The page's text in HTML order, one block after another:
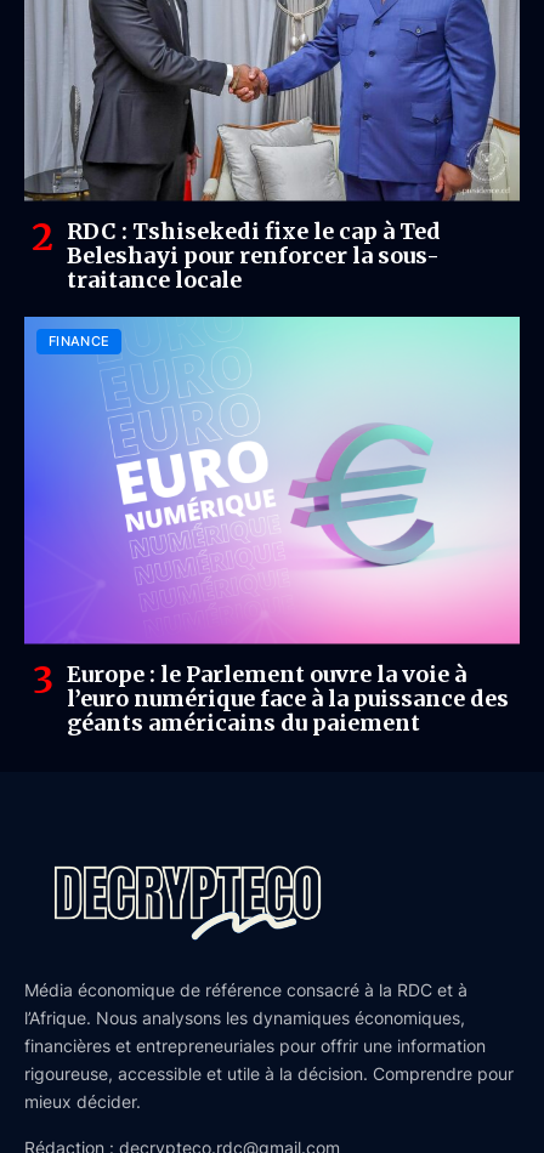
RDC : Tshisekedi fixe le cap à Ted
Beleshayi pour renforcer la sous-
traitance locale
FINANCE
Europe : le Parlement ouvre la voie à
l’euro numérique face à la puissance des
géants américains du paiement
Média économique de référence consacré à la RDC et à
l’Afrique. Nous analysons les dynamiques économiques,
financières et entrepreneuriales pour offrir une information
rigoureuse, accessible et utile à la décision. Comprendre pour
mieux décider.
Rédaction : decrypteco.rdc@gmail.com